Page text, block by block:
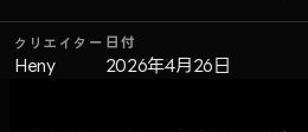
クリエイター
Heny
日付
2026年4月26日